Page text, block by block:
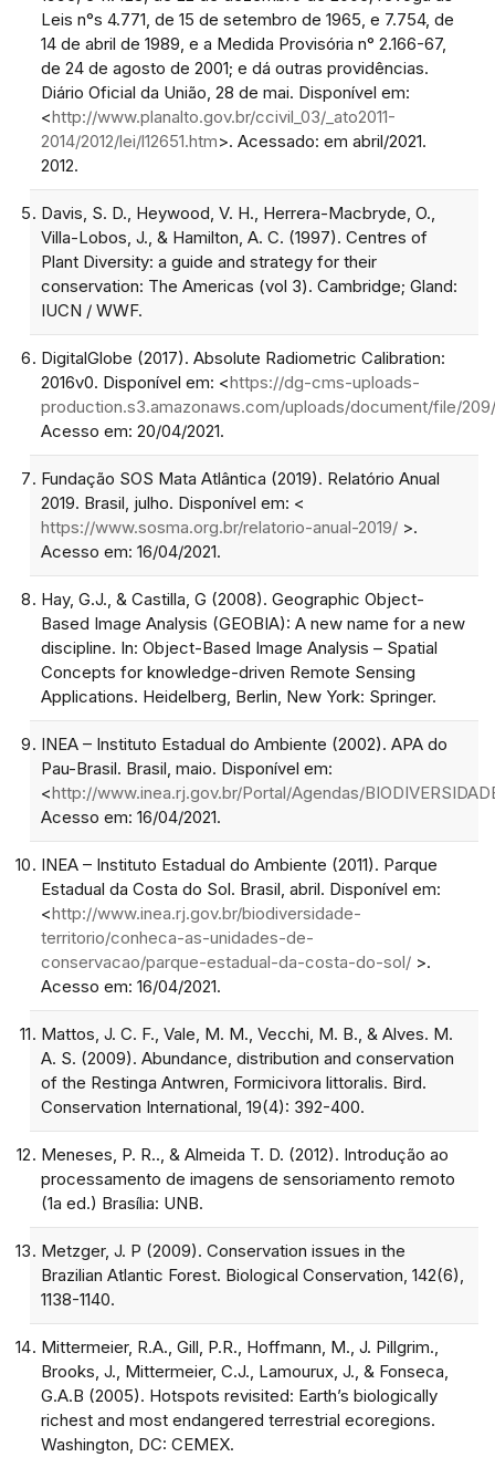
Leis n°s 4.771, de 15 de setembro de 1965, e 7.754, de
14 de abril de 1989, e a Medida Provisória n° 2.166-67,
de 24 de agosto de 2001; e dá outras providências.
Diário Oficial da União, 28 de mai. Disponível em:
<http://www.planalto.gov.br/ccivil_03/_ato2011-
2014/2012/lei/l12651.htm>. Acessado: em abril/2021.
2012.
Davis, S. D., Heywood, V. H., Herrera-Macbryde, O.,
Villa-Lobos, J., & Hamilton, A. C. (1997). Centres of
Plant Diversity: a guide and strategy for their
conservation: The Americas (vol 3). Cambridge; Gland:
IUCN / WWF.
DigitalGlobe (2017). Absolute Radiometric Calibration:
2016v0. Disponível em: <https://dg-cms-uploads-
production.s3.amazonaws.com/uploads/document/file/209/
Acesso em: 20/04/2021.
Fundação SOS Mata Atlântica (2019). Relatório Anual
2019. Brasil, julho. Disponível em: <
https://www.sosma.org.br/relatorio-anual-2019/ >.
Acesso em: 16/04/2021.
Hay, G.J., & Castilla, G (2008). Geographic Object-
Based Image Analysis (GEOBIA): A new name for a new
discipline. In: Object-Based Image Analysis – Spatial
Concepts for knowledge-driven Remote Sensing
Applications. Heidelberg, Berlin, New York: Springer.
INEA – Instituto Estadual do Ambiente (2002). APA do
Pau-Brasil. Brasil, maio. Disponível em:
<http://www.inea.rj.gov.br/Portal/Agendas/
Acesso em: 16/04/2021.
INEA – Instituto Estadual do Ambiente (2011). Parque
Estadual da Costa do Sol. Brasil, abril. Disponível em:
<http://www.inea.rj.gov.br/biodiversidade-
territorio/conheca-as-unidades-de-
conservacao/parque-estadual-da-costa-do-sol/ >.
Acesso em: 16/04/2021.
Mattos, J. C. F., Vale, M. M., Vecchi, M. B., & Alves. M.
A. S. (2009). Abundance, distribution and conservation
of the Restinga Antwren, Formicivora littoralis. Bird.
Conservation International, 19(4): 392-400.
Meneses, P. R.., & Almeida T. D. (2012). Introdução ao
processamento de imagens de sensoriamento remoto
(1a ed.) Brasília: UNB.
Metzger, J. P (2009). Conservation issues in the
Brazilian Atlantic Forest. Biological Conservation, 142(6),
1138-1140.
Mittermeier, R.A., Gill, P.R., Hoffmann, M., J. Pillgrim.,
Brooks, J., Mittermeier, C.J., Lamourux, J., & Fonseca,
G.A.B (2005). Hotspots revisited: Earth’s biologically
richest and most endangered terrestrial ecoregions.
Washington, DC: CEMEX.